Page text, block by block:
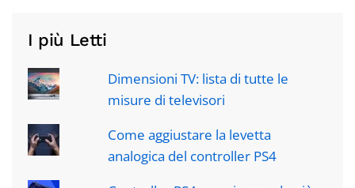
I più Letti
Dimensioni TV: lista di tutte le
misure di televisori
Come aggiustare la levetta
analogica del controller PS4